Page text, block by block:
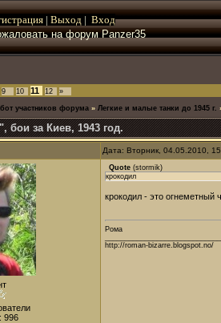
| Выход | Вход
на форум Panzer35
9 10 11 12 »
участников форума » Легкие и малые танки до 1945 г.
за Киев, 1943 год.
Дата: Вторник, 04.05.2010,
996
Quote (stormik)
крокодил
крокодил - это огнеметный
Рома
http://roman-bizarre.blogspot.no/